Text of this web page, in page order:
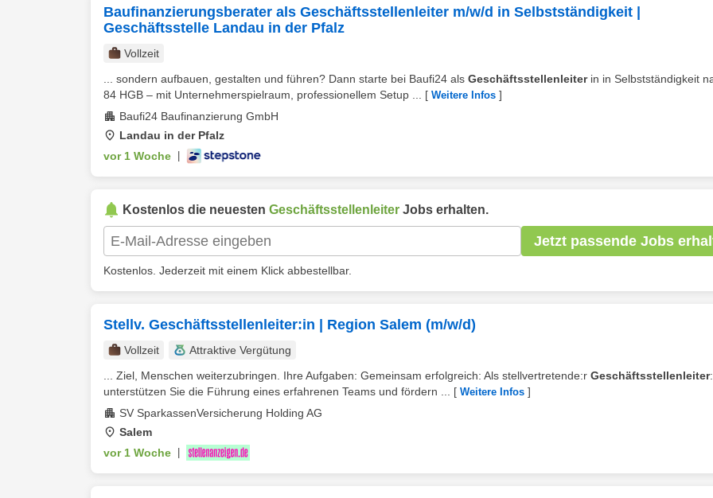
Baufinanzierungsberater als Geschäftsstellenleiter m/w/d in Selbstständigkeit |
Geschäftsstelle Landau in der Pfalz
Vollzeit
... sondern aufbauen, gestalten und führen? Dann starte bei Baufi24 als Geschäftsstellenleiterin in Selbstständigkeit
84 HGB – mit Unternehmerspielraum, professionellem Setup ...
[ Weitere Infos ]
Baufi24 Baufinanzierung GmbH
Landau in der Pfalz
vor 1 Woche
Kostenlos die neuesten Geschäftsstellenleiter Jobs erhalten.
Jetzt passende Jobs
Kostenlos. Jederzeit mit einem Klick abbestellbar.
Stellv. Geschäftsstellenleiter:in | Region Salem (m/w/d)
Vollzeit
Attraktive Vergütung
... Ziel, Menschen weiterzubringen. Ihre Aufgaben: Gemeinsam erfolgreich: Als stellvertretende:r Geschäftsstellenleiter
unterstützen Sie die Führung eines erfahrenen Teams und fördern ...
[ Weitere Infos ]
SV SparkassenVersicherung Holding AG
Salem
vor 1 Woche